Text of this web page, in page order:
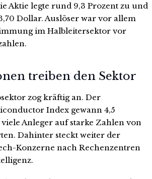
Aktie legte rund 9,3 Prozent zu und
Dollar. Auslöser war vor allem
im Halbleitersektor vor
treiben den Sektor
zog kräftig an. Der
Index gewann 4,5
Anleger auf starke Zahlen von
Dahinter steckt weiter der
Konzerne nach Rechenzentren